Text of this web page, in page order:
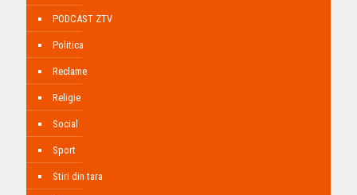
PODCAST ZTV
Politica
Reclame
Religie
Social
Sport
Stiri din tara